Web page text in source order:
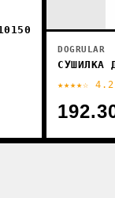
DOGRULAR
СУШИЛКА
★★★★☆ 4.2